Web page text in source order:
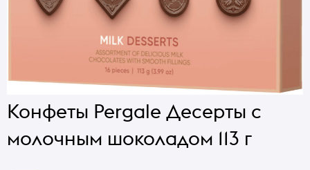
Конфеты Pergale Десерты с
молочным шоколадом 113 г